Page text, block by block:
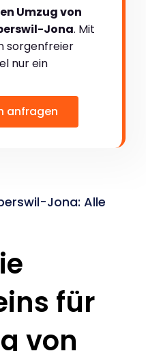
Umzug von
Jona. Mit
sorgenfreier
nur ein
anfragen
Jona: Alle
für
von